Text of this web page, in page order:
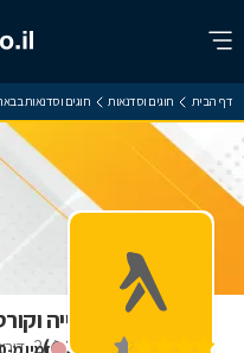
דף הבית חוגים וסדנאות חוגים וסדנאות
ג'קסון לימודי שחייה
(
4.3
)
2